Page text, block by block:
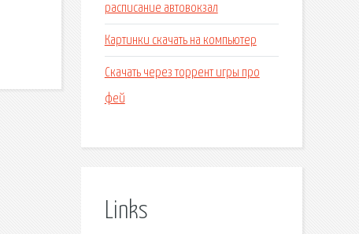
расписание автовокзал
Картинки скачать на компьютер
Скачать через торрент игры про
фей
Links